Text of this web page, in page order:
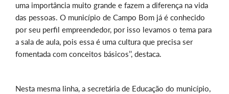
uma importância muito grande e fazem a diferença na vida
das pessoas. O município de Campo Bom já é conhecido
por seu perfil empreendedor, por isso levamos o tema para
a sala de aula, pois essa é uma cultura que precisa ser
fomentada com conceitos básicos’’, destaca.
Nesta mesma linha, a secretária de Educação do município,